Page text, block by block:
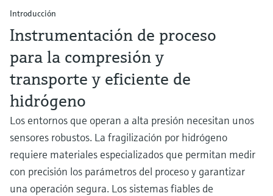
código de pedido o número de serie
Ver todos
Ver todos
Introducción
Instrumentación de proceso
para la compresión y
transporte y eficiente de
hidrógeno
Los entornos que operan a alta presión necesitan unos
sensores robustos. La fragilización por hidrógeno
requiere materiales especializados que permitan medir
con precisión los parámetros del proceso y garantizar
una operación segura. Los sistemas fiables de